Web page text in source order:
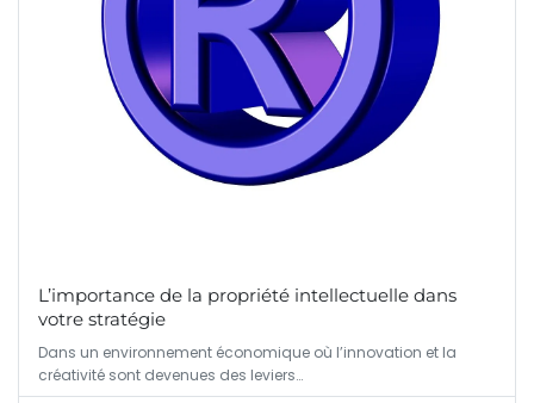
L’importance de la propriété intellectuelle dans
votre stratégie
Dans un environnement économique où l’innovation et la
créativité sont devenues des leviers…